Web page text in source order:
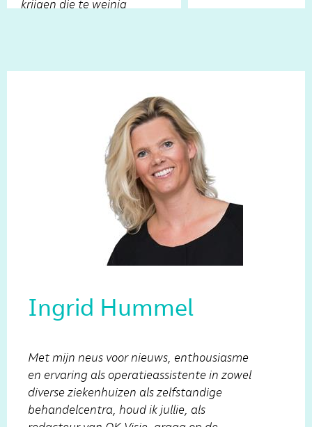
krijgen die te weinig
Ingrid Hummel
Met mijn neus voor nieuws, enthousiasme
en ervaring als operatieassistente in zowel
diverse ziekenhuizen als zelfstandige
behandelcentra, houd ik jullie, als